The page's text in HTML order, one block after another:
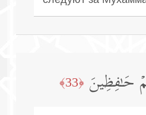
حَـٰفِظِینَ ﴿33﴾